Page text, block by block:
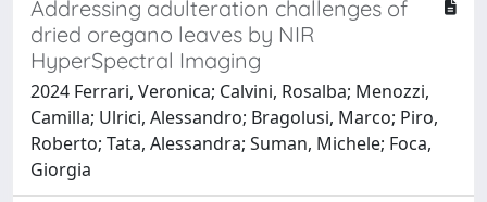
Addressing adulteration challenges of
dried oregano leaves by NIR
HyperSpectral Imaging
2024 Ferrari, Veronica; Calvini, Rosalba; Menozzi,
Camilla; Ulrici, Alessandro; Bragolusi, Marco; Piro,
Roberto; Tata, Alessandra; Suman, Michele; Foca,
Giorgia